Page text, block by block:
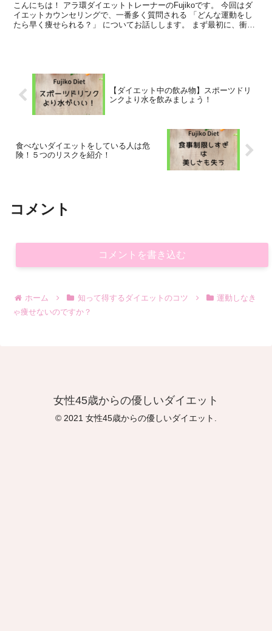
こんにちは！ アラ環ダイエットトレーナーのFujikoです。 今回はダ
イエットカウンセリングで、一番多く質問される 「どんな運動をし
たら早く痩せられる？」 についてお話しします。 まず最初に、衝撃
【ダイエット中の飲み物】スポーツドリ
ンクより水を飲みましょう！
食べないダイエットをしている人は危
険！５つのリスクを紹介！
コメント
コメントを書き込む
ホーム 知って得するダイエットのコツ
運動しなき
ゃ痩せないのですか？
女性45歳からの優しいダイエット
© 2021 女性45歳からの優しいダイエット.